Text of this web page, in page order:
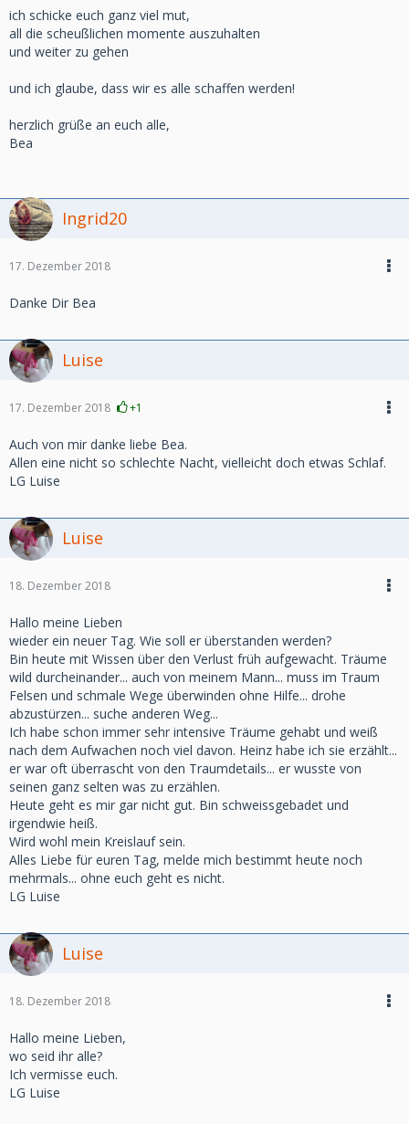
ich schicke euch ganz viel mut,
all die scheußlichen momente auszuhalten
und weiter zu gehen
und ich glaube, dass wir es alle schaffen werden!
herzlich grüße an euch alle,
Bea
Ingrid20
17. Dezember 2018
Danke Dir Bea
Luise
17. Dezember 2018 +1
Auch von mir danke liebe Bea.
Allen eine nicht so schlechte Nacht, vielleicht doch etwas Schlaf.
LG Luise
Luise
18. Dezember 2018
Hallo meine Lieben
wieder ein neuer Tag. Wie soll er überstanden werden?
Bin heute mit Wissen über den Verlust früh aufgewacht. Träume
wild durcheinander... auch von meinem Mann... muss im Traum
Felsen und schmale Wege überwinden ohne Hilfe... drohe
abzustürzen... suche anderen Weg...
Ich habe schon immer sehr intensive Träume gehabt und weiß
nach dem Aufwachen noch viel davon. Heinz habe ich sie erzählt...
er war oft überrascht von den Traumdetails... er wusste von
seinen ganz selten was zu erzählen.
Heute geht es mir gar nicht gut. Bin schweissgebadet und
irgendwie heiß.
Wird wohl mein Kreislauf sein.
Alles Liebe für euren Tag, melde mich bestimmt heute noch
mehrmals... ohne euch geht es nicht.
LG Luise
Luise
18. Dezember 2018
Hallo meine Lieben,
wo seid ihr alle?
Ich vermisse euch.
LG Luise